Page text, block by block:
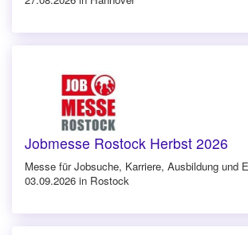
Jobmesse Rostock Herbst 2026
Messe für Jobsuche, Karriere, Ausbildung und
03.09.2026 in Rostock